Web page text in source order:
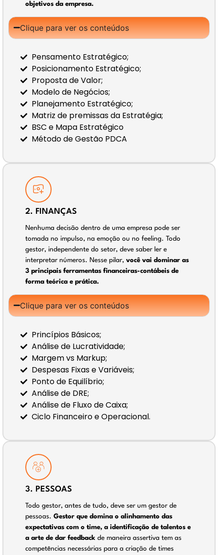
objetivos da empresa.
Clique para ver os conteúdos
Pensamento Estratégico;
Posicionamento Estratégico;
Proposta de Valor;
Modelo de Negócios;
Planejamento Estratégico;
Matriz de premissas da Estratégia;
BSC e Mapa Estratégico
Método de Gestão PDCA
2. FINANÇAS
Nenhuma decisão dentro de uma empresa pode ser
tomada no impulso, na emoção ou no feeling. Todo
gestor, independente do setor, deve saber ler e
interpretar números. Nesse pilar, você vai dominar as
3 principais ferramentas financeiras-contábeis de
forma teórica e prática.
Clique para ver os conteúdos
Princípios Básicos;
Análise de Lucratividade;
Margem vs Markup;
Despesas Fixas e Variáveis;
Ponto de Equilíbrio;
Análise de DRE;
Análise de Fluxo de Caixa;
Ciclo Financeiro e Operacional.
3. PESSOAS
Todo gestor, antes de tudo, deve ser um gestor de
pessoas. Gestor que domina o alinhamento das
expectativas com o time, a identificação de talentos e
a arte de dar feedback de maneira assertiva tem as
competências necessárias para a criação de times